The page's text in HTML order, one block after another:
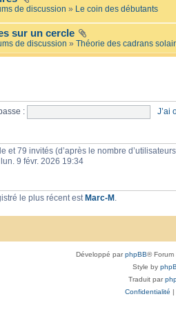
de discussion » Le coin des débutants
sur un cercle
de discussion » Théorie des cadrans
: J’ai
et 79 invités (d’après le nombre
lun. 9 févr. 2026 19:34
le plus récent est Marc-M
Développé parphpBB® Forum
Style by
Traduit par
Confidentialité |